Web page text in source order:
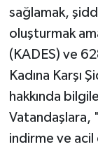
sağlamak,
oluşturmak
(KADES) ve
Kadına Karşı
hakkında
Vatandaşlara,
indirme ve